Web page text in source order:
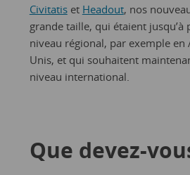
Civitatiset Headout, nos
grande taille, qui étaient jusqu’à
niveau régional, par exemple en
Unis, et qui souhaitent
niveau international.
Que devez-